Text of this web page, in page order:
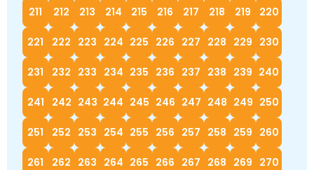
211 212 213 214 215 216 217 218 219 220
221 222 223 224 225 226 227 228 229 230
231 232 233 234 235 236 237 238 239 240
241 242 243 244 245 246 247 248 249 250
251 252 253 254 255 256 257 258 259 260
261 262 263 264 265 266 267 268 269 270